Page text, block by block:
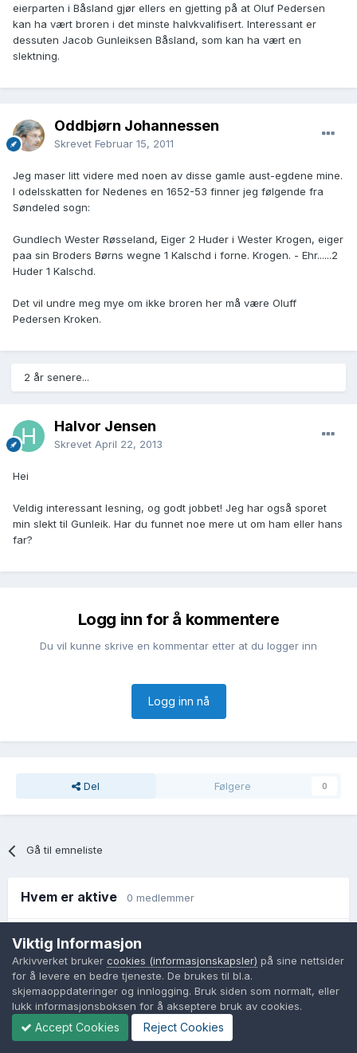
eierparten i Båsland gjør ellers en gjetting på at Oluf Pedersen
kan ha vært broren i det minste halvkvalifisert. Interessant er
dessuten Jacob Gunleiksen Båsland, som kan ha vært en
slektning.
Oddbjørn Johannessen
Skrevet Februar 15, 2011
Jeg maser litt videre med noen av disse gamle aust-egdene mine.
I odelsskatten for Nedenes en 1652-53 finner jeg følgende fra
Søndeled sogn:
Gundlech Wester Røsseland, Eiger 2 Huder i Wester Krogen, eiger
paa sin Broders Børns wegne 1 Kalschd i forne. Krogen. - Ehr......2
Huder 1 Kalschd.
Det vil undre meg mye om ikke broren her må være Oluff
Pedersen Kroken.
2 år senere...
Halvor Jensen
Skrevet April 22, 2013
Hei
Veldig interessant lesning, og godt jobbet! Jeg har også sporet
min slekt til Gunleik. Har du funnet noe mere ut om ham eller hans
far?
Logg inn for å kommentere
Du vil kunne skrive en kommentar etter at du logger inn
Logg inn nå
Del Følgere 0
Gå til emneliste
Hvem er aktive 0 medlemmer
Språk Personvernvilkår
Kontakt oss
Viktig Informasjon
Arkivverket bruker cookies (informasjonskapsler) på sine nettsider
for å levere en bedre tjeneste. De brukes til bl.a.
skjemaoppdateringer og innlogging. Bruk siden som normalt, eller
lukk informasjonsboksen for å akseptere bruk av cookies.
Accept Cookies Reject Cookies